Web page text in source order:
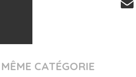
CATÉGORIE